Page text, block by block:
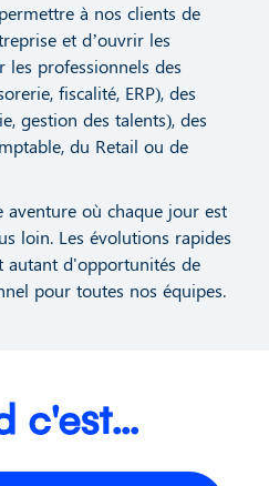
à nos clients de
et d’ouvrir les
les professionnels des
fiscalité, ERP), des
gestion des talents), des
du Retail ou de
aventure où chaque jour est
loin. Les évolutions rapides
autant d'opportunités de
pour toutes nos équipes.
c'est...